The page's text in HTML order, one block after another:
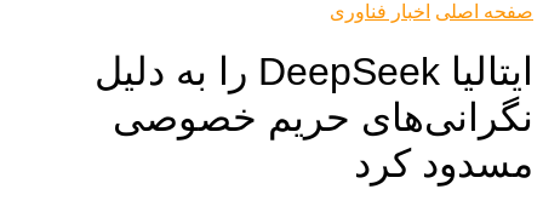
صفحه اصلی اخبار فناوری
ایتالیا DeepSeek را به دلیل
نگرانی‌های حریم خصوصی
مسدود کرد